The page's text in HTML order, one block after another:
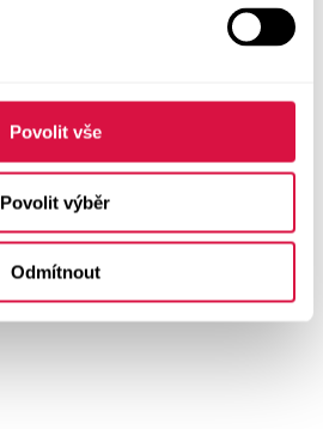
Povolit vše
Povolit výběr
Odmítnout